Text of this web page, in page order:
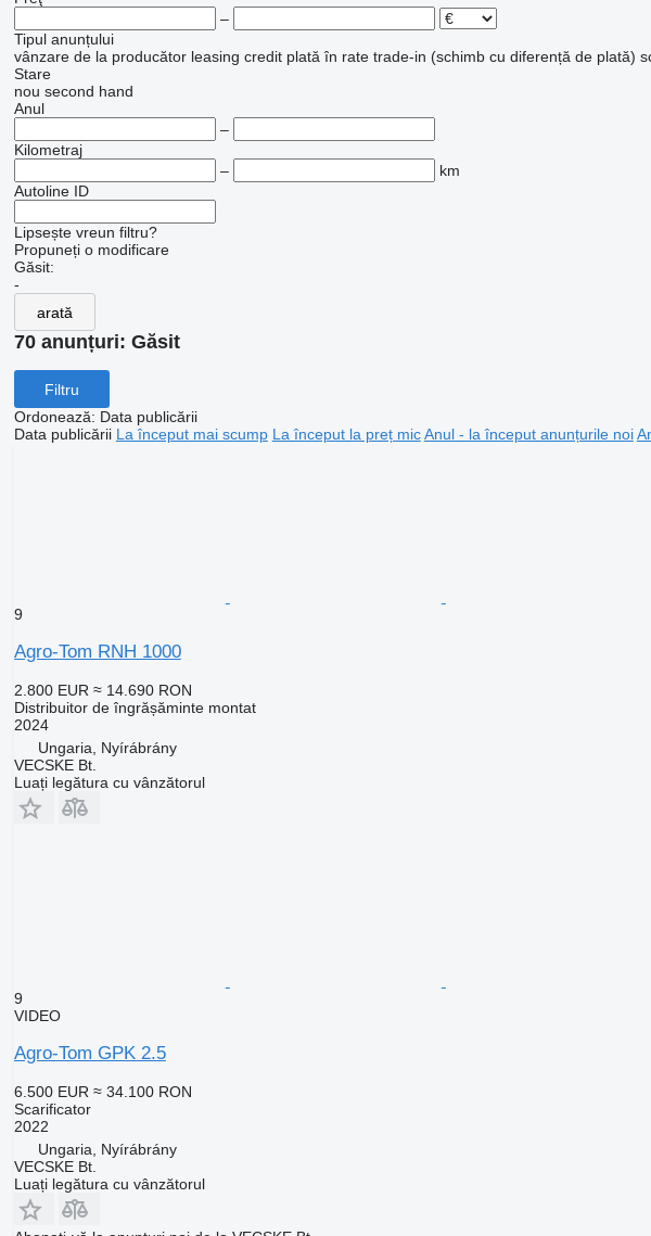
–
Tipul anunțului
vânzare de la producător leasing credit plată în rate trade-in (schimb cu diferență de plată)
Stare
nou second hand
Anul
–
Kilometraj
–
km
Autoline ID
Lipsește vreun filtru?
Propuneți o modificare
Găsit:
-
arată
70 anunțuri: Găsit
Filtru
Ordonează: Data publicării
Data publicării La început mai scump La început la preț mic Anul - la început anunțurile noi
9
Agro-Tom RNH 1000
2.800 EUR ≈ 14.690 RON
Distribuitor de îngrășăminte montat
2024
Ungaria, Nyírábrány
VECSKE Bt.
Luați legătura cu vânzătorul
9
VIDEO
Agro-Tom GPK 2.5
6.500 EUR ≈ 34.100 RON
Scarificator
2022
Ungaria, Nyírábrány
VECSKE Bt.
Luați legătura cu vânzătorul